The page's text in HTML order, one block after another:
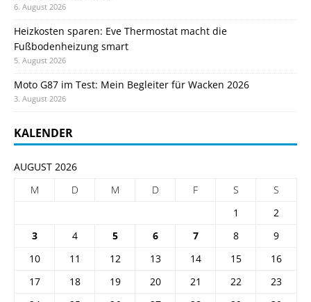
6. August 2026
Heizkosten sparen: Eve Thermostat macht die
Fußbodenheizung smart
5. August 2026
Moto G87 im Test: Mein Begleiter für Wacken 2026
3. August 2026
KALENDER
AUGUST 2026
M
D M D F S
S
1
2
3
4 5 6 7 8
9
10
11 12 13 14 15
16
17
18 19 20 21 22
23